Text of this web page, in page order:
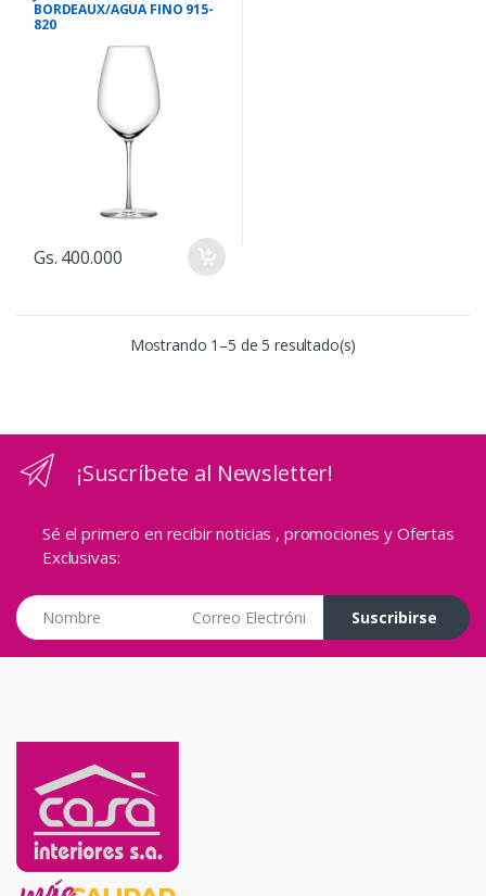
BORDEAUX/AGUA FINO 915-
820
Gs. 400.000
Mostrando 1–5 de 5 resultado(s)
¡Suscríbete al Newsletter!
Sé el primero en recibir noticias , promociones y Ofertas
Exclusivas:
Suscribirse